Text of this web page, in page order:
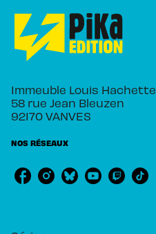
Immeuble Louis Hachette
58 rue Jean Bleuzen
92170 VANVES
NOS RÉSEAUX